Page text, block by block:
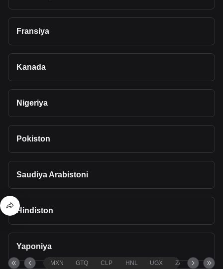
Fransiya
Kanada
Nigeriya
Pokiston
Saudiya Arabistoni
Hindiston
Yaponiya
MXN GTQ CLP HNL UGX ZAR TND